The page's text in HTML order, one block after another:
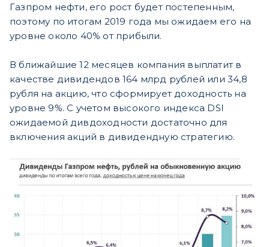
Газпром нефти, его рост будет постепенным,
поэтому по итогам 2019 года мы ожидаем его на
уровне около 40% от прибыли.
В ближайшие 12 месяцев компания выплатит в
качестве дивидендов 164 млрд рублей или 34,8
рубля на акцию, что сформирует доходность на
уровне 9%. С учетом высокого индекса DSI
ожидаемой дивдоходности достаточно для
включения акций в дивидендную стратегию.